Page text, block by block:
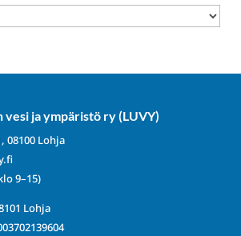
vesi ja ympäristö ry (LUVY)
08100 Lohja
9–15)
Lohja